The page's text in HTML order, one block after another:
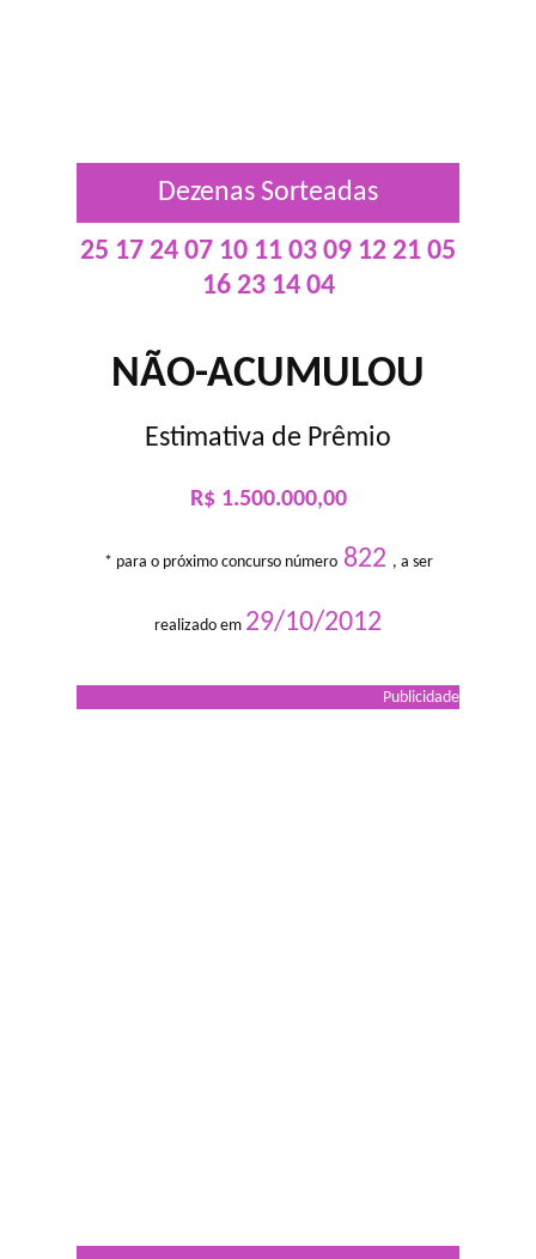
Dezenas Sorteadas
25 17 24 07 10 11 03 09 12 21 05
16 23 14 04
NÃO-ACUMULOU
Estimativa de Prêmio
R$ 1.500.000,00
* para o próximo concurso número822 , a ser
realizado em 29/10/2012
Publicidade